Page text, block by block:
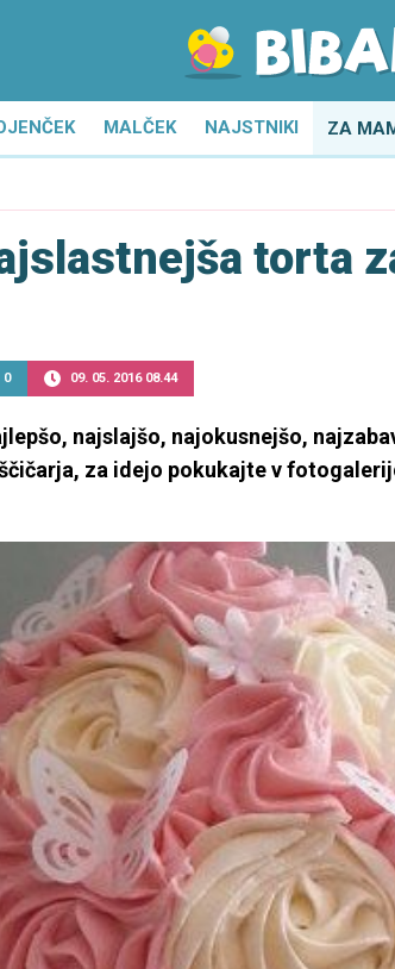
MALČEK NAJSTNIKI ZA
torta
0 09. 05. 2016 08.44
najslajšo, najokusnejšo,
za idejo pokukajte v